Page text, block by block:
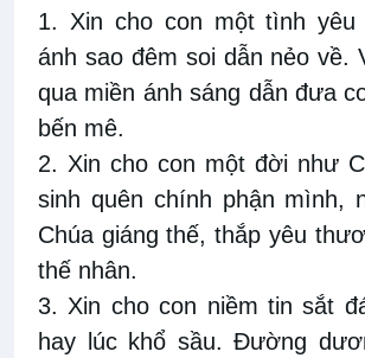
1. Xin cho con một tình yêu
ánh sao đêm soi dẫn nẻo về.
qua miền ánh sáng dẫn đưa
bến mê.
2. Xin cho con một đời như
sinh quên chính phận mình,
Chúa giáng thế, thắp yêu
thế nhân.
3. Xin cho con niềm tin sắt
hay lúc khổ sầu. Đường